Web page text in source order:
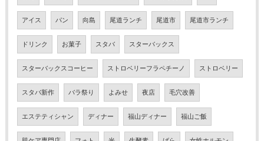
アイス パン 向島 尾道ランチ 尾道市 尾道市ランチ
ドリンク お菓子 スタバ スターバックス
スターバックスコーヒー ストロベリーフラペチーノ ストロベリー
スタバ新作 バラ祭り よみせ 夜店 毛穴改善
エステティシャン ディナー 福山ディナー 福山ご飯